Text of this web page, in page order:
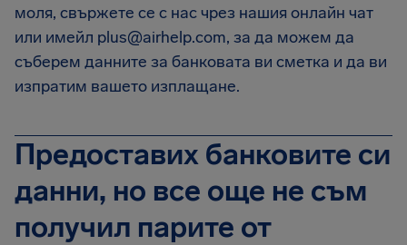
моля, свържете се с нас чрез нашия онлайн чат
или имейл plus@airhelp.com, за да можем да
съберем данните за банковата ви сметка и да ви
изпратим вашето изплащане.
Предоставих банковите си
данни, но все още не съм
получил парите от